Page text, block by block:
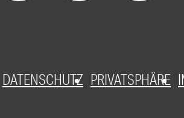
DATENSCHUTZ PRIVATSPHÄRE